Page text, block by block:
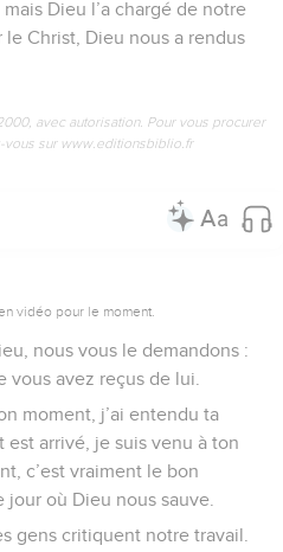
Dieu l’a chargé de notre
Christ, Dieu nous a rendus
avec autorisation. Pour vous procurer
vous sur www.editionsbiblio.fr
vidéo pour le moment.
nous vous le demandons :
vous avez reçus de lui.
moment, j’ai entendu ta
est arrivé, je suis venu à ton
c’est vraiment le bon
jour où Dieu nous sauve.
gens critiquent notre travail.